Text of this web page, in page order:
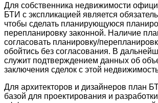
Для собственника недвижимости
БТИ с экспликацией является
чтобы сделать планирующуюся
перепланировку законной. Наличие
согласовать планировку/
обойтись без согласования. В
служит подтверждением данных об
заключения сделок с этой
Для архитекторов и дизайнеров план
базой для проектирования и